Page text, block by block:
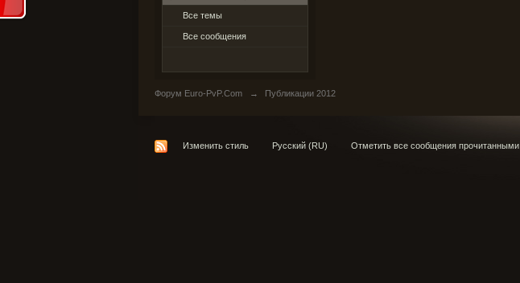
Все темы
Все сообщения
Форум Euro-PvP.Com → Публикации 2012
Изменить стиль Русский (RU) Отметить все сообщения прочитанными